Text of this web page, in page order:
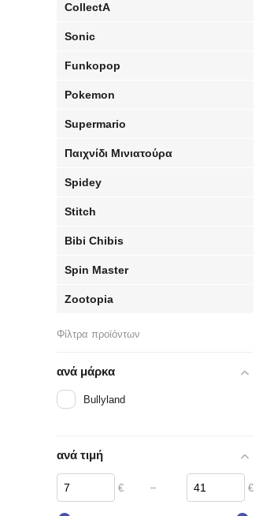
CollectA
Sonic
Funkopop
Pokemon
Supermario
Παιχνίδι Μινιατούρα
Spidey
Stitch
Bibi Chibis
Spin Master
Zootopia
Φίλτρα προϊόντων
ανά μάρκα
Bullyland
ανά τιμή
€ – €